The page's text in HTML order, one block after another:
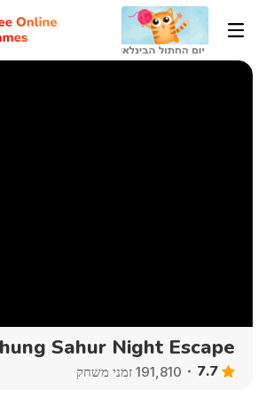
Sahur Night Escape
7.7 191,810 זמני משחק